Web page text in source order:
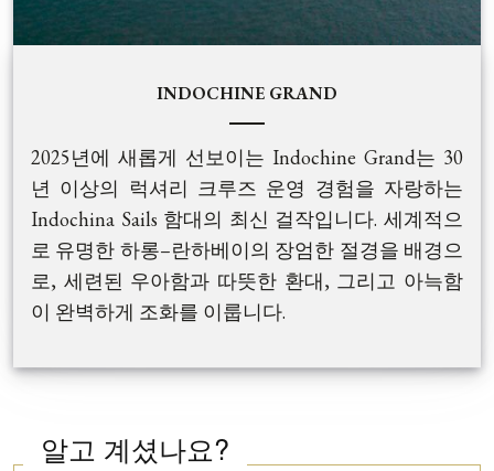
INDOCHINE GRAND
2025년에 새롭게 선보이는 Indochine Grand는 30
년 이상의 럭셔리 크루즈 운영 경험을 자랑하는
Indochina Sails 함대의 최신 걸작입니다. 세계적으
로 유명한 하롱–란하베이의 장엄한 절경을 배경으
로, 세련된 우아함과 따뜻한 환대, 그리고 아늑함
이 완벽하게 조화를 이룹니다.
을 담은 디자인과 정교한 베트남 예술미가 어우러
알고 계셨나요?